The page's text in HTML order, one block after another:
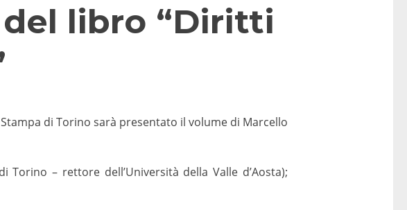
libro “Diritti
di Torino sarà presentato il volume di Marcello
– rettore dell’Università della Valle d’Aosta);